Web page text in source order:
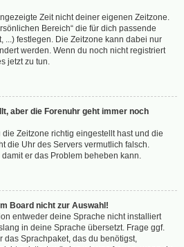
Zeit nicht deiner eigenen Zeitzone.
Bereich“ die für dich passende
...) festlegen. Die Zeitzone kann dabei nur
werden. Wenn du noch nicht registriert
jetzt zu tun.
aber die Forenuhr geht immer noch
Zeitzone richtig eingestellt hast und die
die Uhr des Servers vermutlich falsch.
er das Problem beheben kann.
Board nicht zur Auswahl!
entweder deine Sprache nicht installiert
in deine Sprache übersetzt. Frage ggf.
Sprachpaket, das du benötigst,